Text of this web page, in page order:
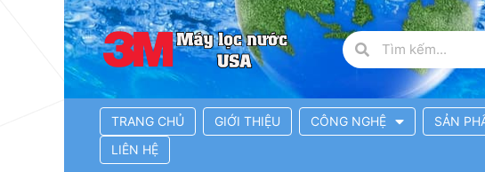
TRANG CHỦ GIỚI THIỆU CÔNG NGHỆ SẢN
LIÊN HỆ